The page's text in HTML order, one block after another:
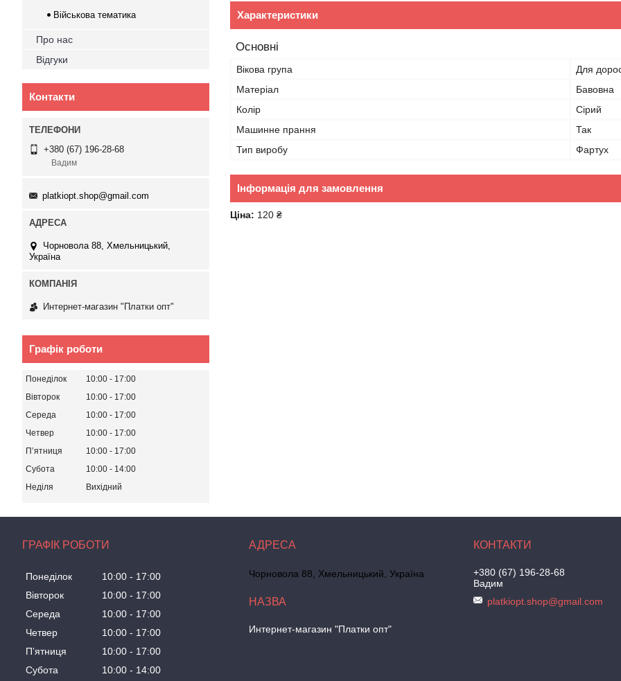
Характеристики
Основні
Вікова група
Для
Матеріал
Бавовна
Колір
Сірий
Машинне прання
Так
Тип виробу
Фартух
Інформація для замовлення
Ціна: 120 ₴
Військова тематика
Про нас
Відгуки
Контакти
+380 (67) 196-28-68
Вадим
platkiopt.shop@gmail.com
Чорновола 88, Хмельницький,
Україна
Интернет-магазин "Платки опт"
Графік роботи
Понеділок 10:00
17:00
Вівторок
10:00
17:00
Середа
10:00
17:00
Четвер
10:00
17:00
Пʼятниця
10:00
17:00
Субота
10:00
14:00
Неділя
Вихідний
ГРАФІК РОБОТИ
Понеділок 10:00
17:00
Вівторок
10:00
17:00
Середа
10:00
17:00
Четвер
10:00
17:00
Пʼятниця
10:00
17:00
Субота
10:00 14:00
Чорновола 88, Хмельницький, Україна
Интернет-магазин "Платки опт"
+380 (67) 196-28-68
Вадим
platkiopt.shop@gmail.com